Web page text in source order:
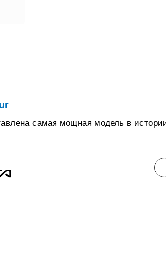
самая мощная модель в